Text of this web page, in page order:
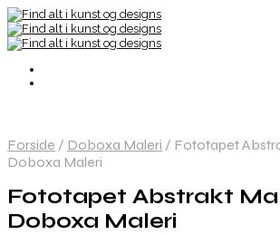
Forside / Doboxa Maleri / Fototapet
Doboxa Maleri
Fototapet Abstrakt
Doboxa Maleri